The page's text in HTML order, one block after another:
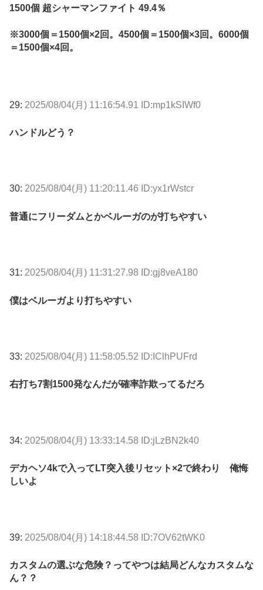
1500個 超シャーマンファイト 49.4％
※3000個＝1500個×2回。4500個＝1500個×3回。6000個
＝1500個×4回。
29: 2025/08/04(月) 11:16:54.91 ID:mp1kSIWf0
ハンドルどう？
30: 2025/08/04(月) 11:20:11.46 ID:yx1rWstcr
普通にフリーダムとかベルーガのが打ちやすい
31: 2025/08/04(月) 11:31:27.98 ID:gj8veA180
僕はベルーガより打ちやすい
33: 2025/08/04(月) 11:58:05.52 ID:IClhPUFrd
右打ち7割1500発なんだが確率詐欺ってるだろ
34: 2025/08/04(月) 13:33:14.58 ID:jLzBN2k40
デカヘソ4kで入ってLT突入後リセット×2で終わり 俺悔
しいよ
39: 2025/08/04(月) 14:18:44.58 ID:7OV62tWK0
カスタムの選ぶな危険？ってやつは結局どんなカスタムな
ん？？